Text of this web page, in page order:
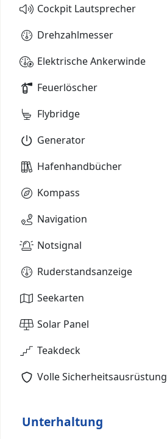
Cockpit Lautsprecher
Drehzahlmesser
Elektrische Ankerwinde
Feuerlöscher
Flybridge
Generator
Hafenhandbücher
Kompass
Navigation
Notsignal
Ruderstandsanzeige
Seekarten
Solar Panel
Teakdeck
Volle Sicherheitsausrüstung
Unterhaltung